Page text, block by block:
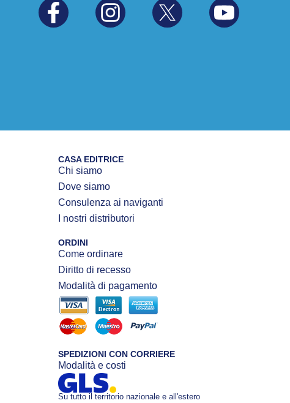
CASA EDITRICE
Chi siamo
Dove siamo
Consulenza ai naviganti
I nostri distributori
ORDINI
Come ordinare
Diritto di recesso
Modalità di pagamento
SPEDIZIONI CON CORRIERE
Modalità e costi
Su tutto il territorio nazionale e all'estero